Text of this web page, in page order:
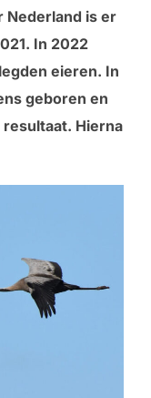
Nederland is er
In 2022
eieren. In
geboren en
Hierna